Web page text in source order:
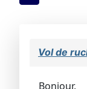
Vol de
Bonjour,